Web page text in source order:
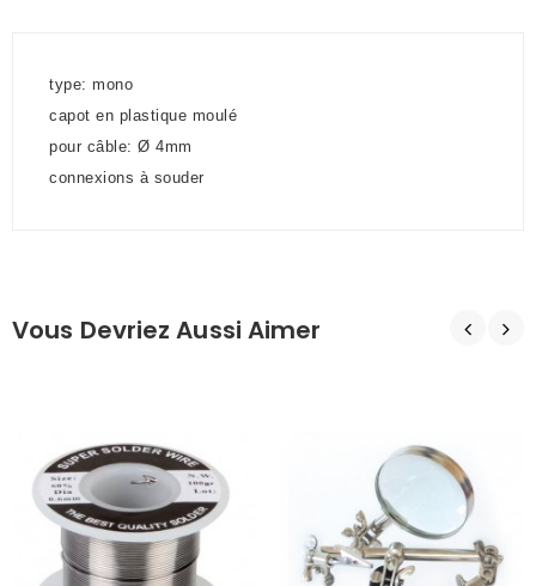
type: mono
capot en plastique moulé
pour câble: Ø 4mm
connexions à souder
Vous Devriez Aussi Aimer